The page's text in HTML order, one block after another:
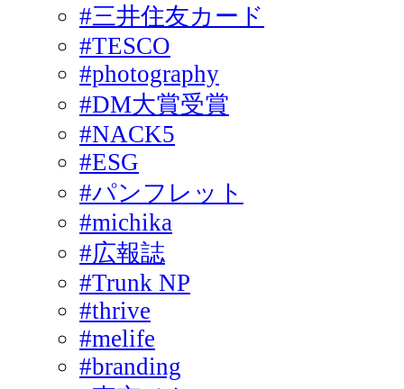
#三井住友カード
#TESCO
#photography
#DM大賞受賞
#NACK5
#ESG
#パンフレット
#michika
#広報誌
#Trunk NP
#thrive
#melife
#branding